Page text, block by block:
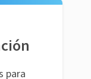
para